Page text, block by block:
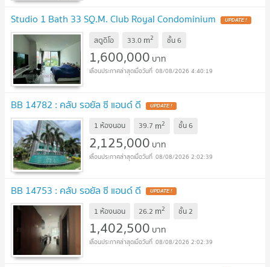
Studio 1 Bath 33 SQ.M. Club Royal Condominium
สตูดิโอ 33.0 m2 ชั้น6
1,600,000 บาท
08/08/2026 4:40:19
BB 14782 : คลับ รอยัล ซี แอนด์ ดี
1 ห้องนอน 39.7 m2 ชั้น6
2,125,000 บาท
08/08/2026 2:02:39
BB 14753 : คลับ รอยัล ซี แอนด์ ดี
1 ห้องนอน 26.2 m2 ชั้น2
1,402,500 บาท
08/08/2026 2:02:39